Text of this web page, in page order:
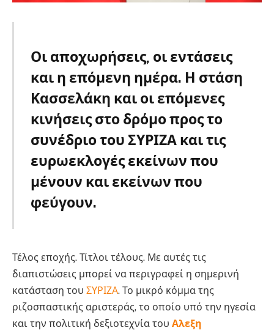
Οι αποχωρήσεις, οι εντάσεις
και η επόμενη ημέρα. Η στάση
Κασσελάκη και οι επόμενες
κινήσεις στο δρόμο προς το
συνέδριο του ΣΥΡΙΖΑ και τις
ευρωεκλογές εκείνων που
μένουν και εκείνων που
φεύγουν.
Τέλος εποχής. Τίτλοι τέλους. Με αυτές τις
διαπιστώσεις μπορεί να περιγραφεί η σημερινή
κατάσταση του ΣΥΡΙΖΑ. Το μικρό κόμμα της
ριζοσπαστικής αριστεράς, το οποίο υπό την ηγεσία
και την πολιτική δεξιοτεχνία του Αλεξη